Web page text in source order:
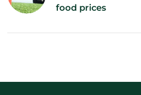
food prices